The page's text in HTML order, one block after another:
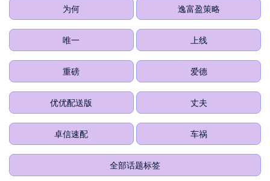
为何 逸富盈策略
唯一 上线
重磅 爱德
优优配送版 丈夫
卓信速配 车祸
全部话题标签